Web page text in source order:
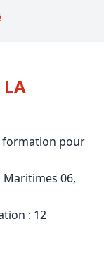
LA
formation pour
Maritimes 06,
: 12